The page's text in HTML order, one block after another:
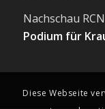
Nachschau
Podium für
Diese Webseite